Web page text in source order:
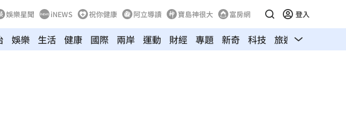
娛樂星聞 iNEWS 祝你健康 阿立導讀 寶島神很大 富房網 登入
娛樂 生活 健康 國際 兩岸 運動 財經 專題 新奇 科技 旅遊 汽車